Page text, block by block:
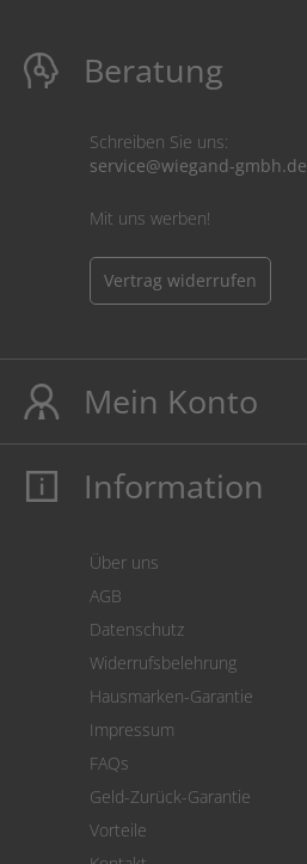
Beratung
Schreiben Sie uns:
service@wiegand-gmbh.de
Mit uns werben!
Vertrag widerrufen
Mein Konto
Mein Konto
Cookie Einstellungen
Information
Über uns
AGB
Datenschutz
Widerrufsbelehrung
Hausmarken-Garantie
Impressum
FAQs
Geld-Zurück-Garantie
Vorteile